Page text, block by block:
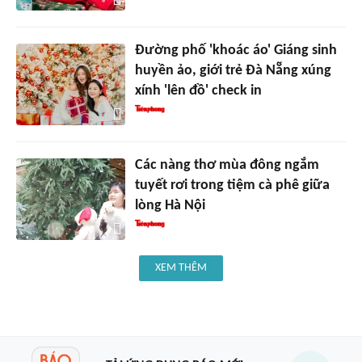
Đường phố 'khoác áo' Giáng sinh
huyền ảo, giới trẻ Đà Nẵng xúng
xính 'lên đồ' check in
Các nàng thơ mùa đông ngắm
tuyết rơi trong tiệm cà phê giữa
lòng Hà Nội
XEM THÊM